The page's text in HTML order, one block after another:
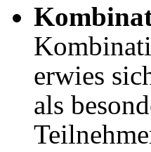
erwies
als